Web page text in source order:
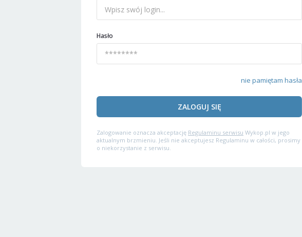
Hasło
nie pamiętam hasła
ZALOGUJ SIĘ
Zalogowanie oznacza akceptację Regulaminu serwisu Wykop.pl w jego
aktualnym brzmieniu. Jeśli nie akceptujesz Regulaminu w całości, prosimy
o niekorzystanie z serwisu.